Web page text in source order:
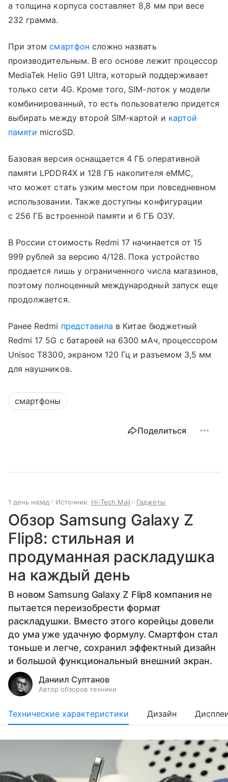
а толщина корпуса составляет 8,8 мм при весе
232 грамма.
При этомсмартфон сложно назвать
производительным. В его основе лежит процессор
MediaTek Helio G91 Ultra, который поддерживает
только сети 4G. Кроме того, SIM-лоток у модели
комбинированный, то есть пользователю придется
выбирать между второй SIM-картой и картой
памяти microSD.
Базовая версия оснащается 4 ГБ оперативной
памяти LPDDR4X и 128 ГБ накопителя eMMC,
что может стать узким местом при повседневном
использовании. Также доступны конфигурации
с 256 ГБ встроенной памяти и 6 ГБ ОЗУ.
В России стоимость Redmi 17 начинается от 15
999 рублей за версию 4/128. Пока устройство
продается лишь у ограниченного числа магазинов,
поэтому полноценный международный запуск еще
продолжается.
Ранее Redmi представила в Китае бюджетный
Redmi 17 5G с батареей на 6300 мАч, процессором
Unisoc T8300, экраном 120 Гц и разъемом 3,5 мм
для наушников.
смартфоны
Поделиться
1 день назад Источник: Hi-Tech Mail Гаджеты
Обзор Samsung Galaxy Z
Flip8: стильная и
продуманная раскладушка
на каждый день
В новом Samsung Galaxy Z Flip8 компания не
пытается переизобрести формат
раскладушки. Вместо этого корейцы довели
до ума уже удачную формулу. Смартфон стал
тоньше и легче, сохранил эффектный дизайн
и большой функциональный внешний экран.
Даниил Султанов
Автор обзоров техники
Технические характеристики Дизайн